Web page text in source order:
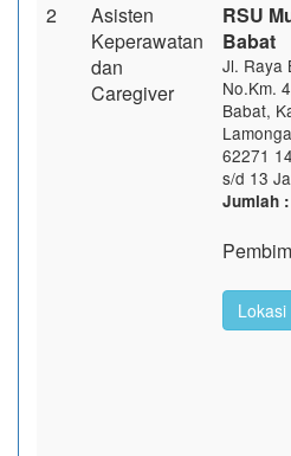
2
Asisten
Keperawatan
dan
Caregiver
RSU
Babat
Jl. Raya
No.Km.
Babat,
62271
s/d 13
Jumlah
Lokasi